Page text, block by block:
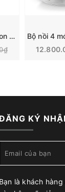
Bộ nồi Fissler Pure Collection 5 món kèm quánh | Made In Germany
KÝ
Bạn là khách